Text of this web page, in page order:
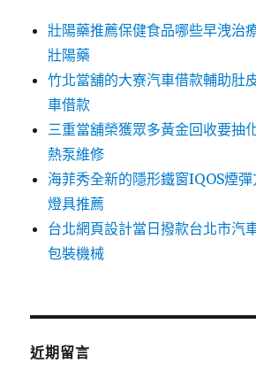
壯陽藥推薦保健食品哪些早洩治
壯陽藥
竹北當舖的大寮汽車借款輔助肚
車借款
三重當舖榮獲眾多黃金回收要抽
熱泵維修
海菲秀全新的隱形鐵窗IQOS煙
燈具推薦
台北網頁設計當日撥款台北市汽
包裝機械
近期留言